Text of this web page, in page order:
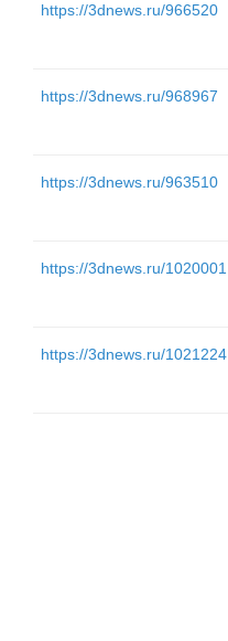
https://3dnews.ru/966520
https://3dnews.ru/968967
https://3dnews.ru/963510
https://3dnews.ru/1020001
https://3dnews.ru/1021224